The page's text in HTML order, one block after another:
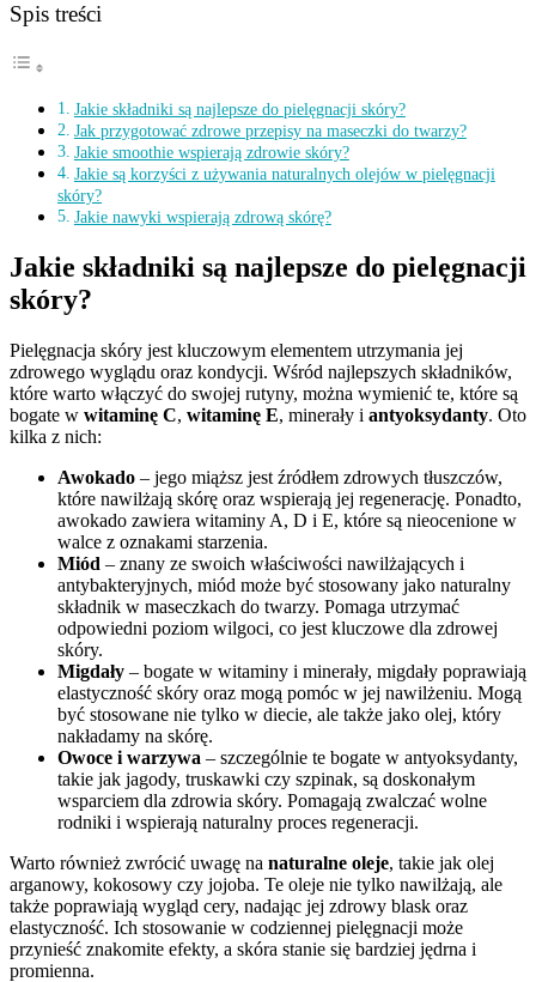
Spis treści
Jakie składniki są najlepsze do pielęgnacji skóry?
Jak przygotować zdrowe przepisy na maseczki do twarzy?
Jakie smoothie wspierają zdrowie skóry?
Jakie są korzyści z używania naturalnych olejów w pielęgnacji
skóry?
Jakie nawyki wspierają zdrową skórę?
Jakie składniki są najlepsze do pielęgnacji
skóry?
Pielęgnacja skóry jest kluczowym elementem utrzymania jej
zdrowego wyglądu oraz kondycji. Wśród najlepszych składników,
które warto włączyć do swojej rutyny, można wymienić te, które są
bogate w witaminę C, witaminę E, minerały i antyoksydanty. Oto
kilka z nich:
Awokado – jego miąższ jest źródłem zdrowych tłuszczów,
które nawilżają skórę oraz wspierają jej regenerację. Ponadto,
awokado zawiera witaminy A, D i E, które są nieocenione w
walce z oznakami starzenia.
Miód – znany ze swoich właściwości nawilżających i
antybakteryjnych, miód może być stosowany jako naturalny
składnik w maseczkach do twarzy. Pomaga utrzymać
odpowiedni poziom wilgoci, co jest kluczowe dla zdrowej
skóry.
Migdały – bogate w witaminy i minerały, migdały poprawiają
elastyczność skóry oraz mogą pomóc w jej nawilżeniu. Mogą
być stosowane nie tylko w diecie, ale także jako olej, który
nakładamy na skórę.
Owoce i warzywa – szczególnie te bogate w antyoksydanty,
takie jak jagody, truskawki czy szpinak, są doskonałym
wsparciem dla zdrowia skóry. Pomagają zwalczać wolne
rodniki i wspierają naturalny proces regeneracji.
Warto również zwrócić uwagę na naturalne oleje, takie jak olej
arganowy, kokosowy czy jojoba. Te oleje nie tylko nawilżają, ale
także poprawiają wygląd cery, nadając jej zdrowy blask oraz
elastyczność. Ich stosowanie w codziennej pielęgnacji może
przynieść znakomite efekty, a skóra stanie się bardziej jędrna i
promienna.